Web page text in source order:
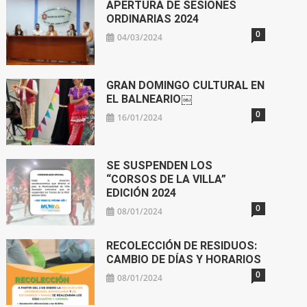
APERTURA DE SESIONES
ORDINARIAS 2024
04/03/2024 0
GRAN DOMINGO CULTURAL EN
EL BALNEARIO￼
16/01/2024 0
SE SUSPENDEN LOS
“CORSOS DE LA VILLA”
EDICIÓN 2024
08/01/2024 0
RECOLECCIÓN DE RESIDUOS:
CAMBIO DE DÍAS Y HORARIOS
08/01/2024 0